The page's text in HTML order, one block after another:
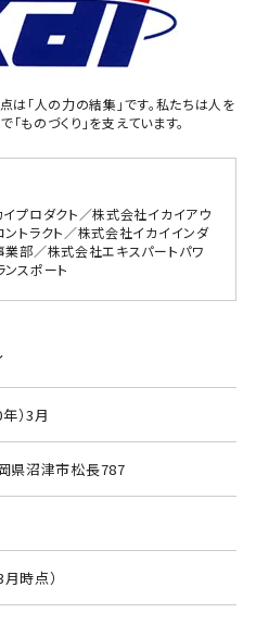
は「人の力の結集」です。私たちは人を
ものづくり」を支えています。
プロダクト／株式会社イカイアウ
トラクト／株式会社イカイインダ
業部／株式会社エキスパートパワ
スポート
）3月
県沼津市松長787
時点）